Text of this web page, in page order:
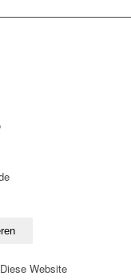
Website